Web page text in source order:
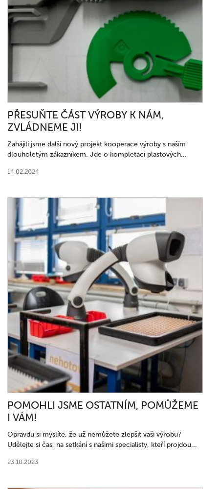
PŘESUŇTE ČÁST VÝROBY K NÁM,
ZVLÁDNEME JI!
Zahájili jsme další nový projekt kooperace výroby s naším
dlouholetým zákazníkem. Jde o kompletaci plastových...
14.02.2024
POMOHLI JSME OSTATNÍM, POMŮŽEME
I VÁM!
Opravdu si myslíte, že už nemůžete zlepšit vaši výrobu?
Udělejte si čas, na setkání s našimi specialisty, kteří projdou...
23.10.2023